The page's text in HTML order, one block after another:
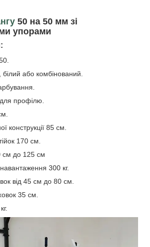
50 на 50 мм зі
упорами
або комбінований.
профілю.
конструкції 85 см.
170 см.
см до 125 см
300 кг.
від 45 см до 80 см.
35 см.
25 кг.